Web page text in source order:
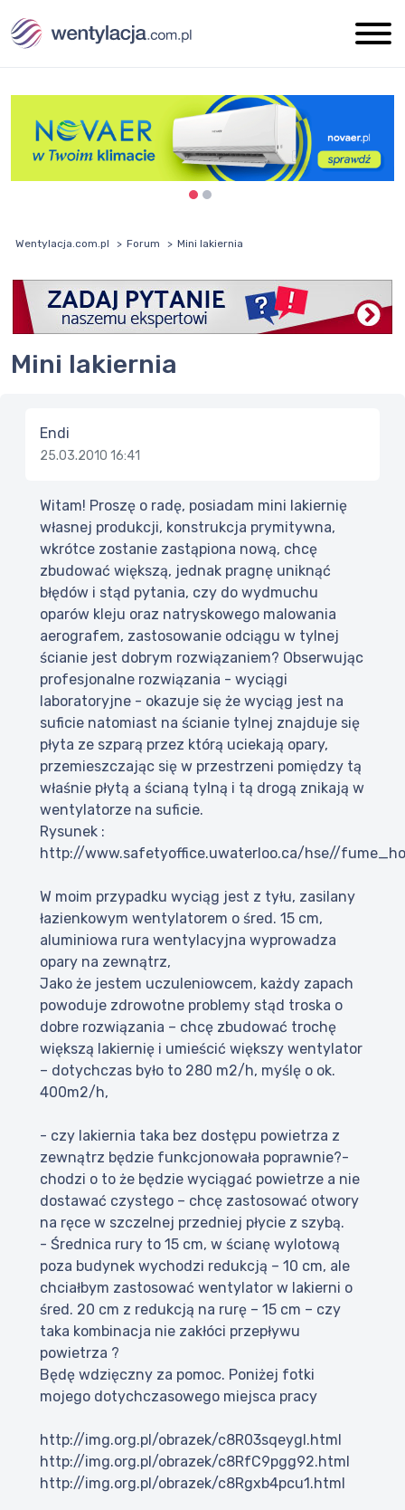
Wentylacja.com.pl Forum Mini lakiernia
Mini lakiernia
Endi
25.03.2010 16:41
Witam! Proszę o radę, posiadam mini lakiernię
własnej produkcji, konstrukcja prymitywna,
wkrótce zostanie zastąpiona nową, chcę
zbudować większą, jednak pragnę uniknąć
błędów i stąd pytania, czy do wydmuchu
oparów kleju oraz natryskowego malowania
aerografem, zastosowanie odciągu w tylnej
ścianie jest dobrym rozwiązaniem? Obserwując
profesjonalne rozwiązania - wyciągi
laboratoryjne - okazuje się że wyciąg jest na
suficie natomiast na ścianie tylnej znajduje się
płyta ze szparą przez którą uciekają opary,
przemieszczając się w przestrzeni pomiędzy tą
właśnie płytą a ścianą tylną i tą drogą znikają w
wentylatorze na suficie.
Rysunek :
http://www.safetyoffice.uwaterloo.ca/hse//
W moim przypadku wyciąg jest z tyłu, zasilany
łazienkowym wentylatorem o śred. 15 cm,
aluminiowa rura wentylacyjna wyprowadza
opary na zewnątrz,
Jako że jestem uczuleniowcem, każdy zapach
powoduje zdrowotne problemy stąd troska o
dobre rozwiązania – chcę zbudować trochę
większą lakiernię i umieścić większy wentylator
– dotychczas było to 280 m2/h, myślę o ok.
400m2/h,
- czy lakiernia taka bez dostępu powietrza z
zewnątrz będzie funkcjonowała poprawnie?-
chodzi o to że będzie wyciągać powietrze a nie
dostawać czystego – chcę zastosować otwory
na ręce w szczelnej przedniej płycie z szybą.
- Średnica rury to 15 cm, w ścianę wylotową
poza budynek wychodzi redukcją – 10 cm, ale
chciałbym zastosować wentylator w lakierni o
śred. 20 cm z redukcją na rurę – 15 cm – czy
taka kombinacja nie zakłóci przepływu
powietrza ?
Będę wdzięczny za pomoc. Poniżej fotki
mojego dotychczasowego miejsca pracy
http://img.org.pl/obrazek/c8R03sqeygI.html
http://img.org.pl/obrazek/c8RfC9pgg92.html
http://img.org.pl/obrazek/c8Rgxb4pcu1.html